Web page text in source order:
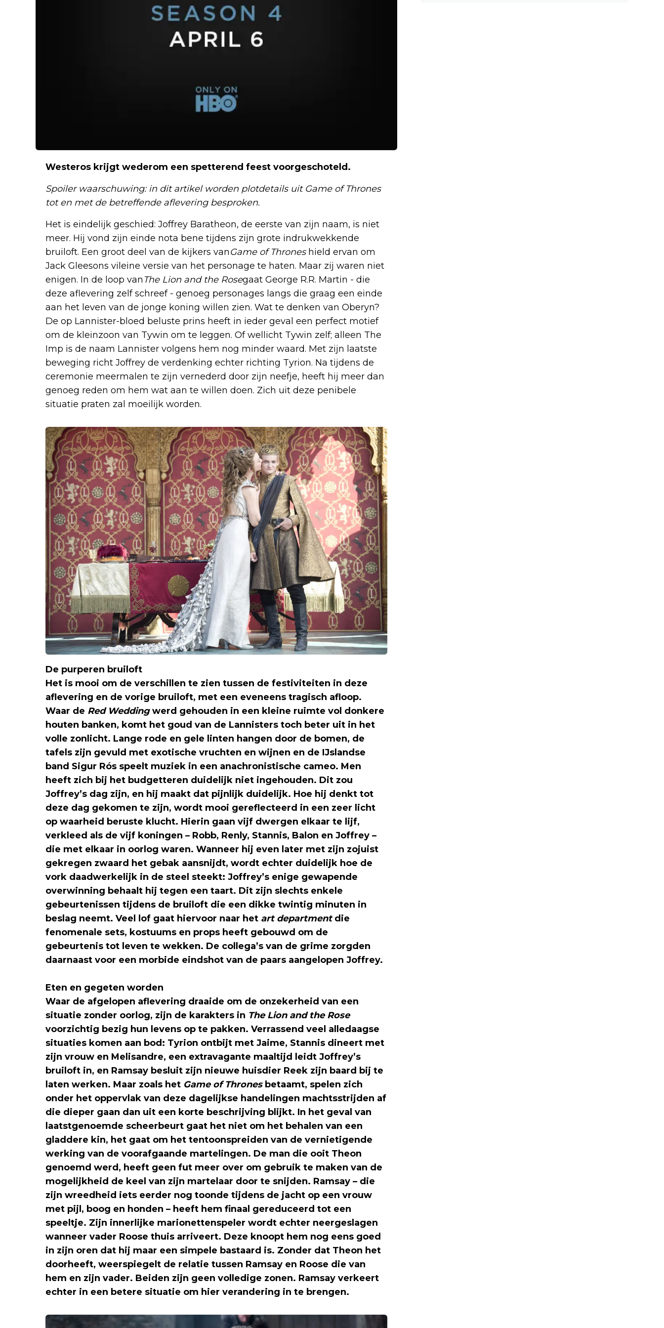
Westeros krijgt wederom een spetterend feest voorgeschoteld.
Spoiler waarschuwing: in dit artikel worden plotdetails uit Game of Thrones
tot en met de betreffende aflevering besproken.
Het is eindelijk geschied: Joffrey Baratheon, de eerste van zijn naam, is niet
meer. Hij vond zijn einde nota bene tijdens zijn grote indrukwekkende
bruiloft. Een groot deel van de kijkers vanGame of Thrones hield ervan om
Jack Gleesons vileine versie van het personage te haten. Maar zij waren niet
enigen. In de loop van The Lion and the Rosegaat George R.R. Martin - die
deze aflevering zelf schreef - genoeg personages langs die graag een einde
aan het leven van de jonge koning willen zien. Wat te denken van Oberyn?
De op Lannister-bloed beluste prins heeft in ieder geval een perfect motief
om de kleinzoon van Tywin om te leggen. Of wellicht Tywin zelf; alleen The
Imp is de naam Lannister volgens hem nog minder waard. Met zijn laatste
beweging richt Joffrey de verdenking echter richting Tyrion. Na tijdens de
ceremonie meermalen te zijn vernederd door zijn neefje, heeft hij meer dan
genoeg reden om hem wat aan te willen doen. Zich uit deze penibele
situatie praten zal moeilijk worden.
De purperen bruiloft
Het is mooi om de verschillen te zien tussen de festiviteiten in deze
aflevering en de vorige bruiloft, met een eveneens tragisch afloop.
Waar de Red Weddingwerd gehouden in een kleine ruimte vol donkere
houten banken, komt het goud van de Lannisters toch beter uit in het
volle zonlicht. Lange rode en gele linten hangen door de bomen, de
tafels zijn gevuld met exotische vruchten en wijnen en de IJslandse
band Sigur Rós speelt muziek in een anachronistische cameo. Men
heeft zich bij het budgetteren duidelijk niet ingehouden. Dit zou
Joffrey’s dag zijn, en hij maakt dat pijnlijk duidelijk. Hoe hij denkt tot
deze dag gekomen te zijn, wordt mooi gereflecteerd in een zeer licht
op waarheid beruste klucht. Hierin gaan vijf dwergen elkaar te lijf,
verkleed als de vijf koningen – Robb, Renly, Stannis, Balon en Joffrey –
die met elkaar in oorlog waren. Wanneer hij even later met zijn zojuist
gekregen zwaard het gebak aansnijdt, wordt echter duidelijk hoe de
vork daadwerkelijk in de steel steekt: Joffrey’s enige gewapende
overwinning behaalt hij tegen een taart. Dit zijn slechts enkele
gebeurtenissen tijdens de bruiloft die een dikke twintig minuten in
beslag neemt. Veel lof gaat hiervoor naar het art departmentdie
fenomenale sets, kostuums en props heeft gebouwd om de
gebeurtenis tot leven te wekken. De collega’s van de grime zorgden
daarnaast voor een morbide eindshot van de paars aangelopen Joffrey.
Eten en gegeten worden
Waar de afgelopen aflevering draaide om de onzekerheid van een
situatie zonder oorlog, zijn de karakters in The Lion and the Rose
voorzichtig bezig hun levens op te pakken. Verrassend veel alledaagse
situaties komen aan bod: Tyrion ontbijt met Jaime, Stannis dineert met
zijn vrouw en Melisandre, een extravagante maaltijd leidt Joffrey’s
bruiloft in, en Ramsay besluit zijn nieuwe huisdier Reek zijn baard bij te
laten werken. Maar zoals het Game of Thrones betaamt, spelen zich
onder het oppervlak van deze dagelijkse handelingen machtsstrijden af
die dieper gaan dan uit een korte beschrijving blijkt. In het geval van
laatstgenoemde scheerbeurt gaat het niet om het behalen van een
gladdere kin, het gaat om het tentoonspreiden van de vernietigende
werking van de voorafgaande martelingen. De man die ooit Theon
genoemd werd, heeft geen fut meer over om gebruik te maken van de
mogelijkheid de keel van zijn martelaar door te snijden. Ramsay – die
zijn wreedheid iets eerder nog toonde tijdens de jacht op een vrouw
met pijl, boog en honden – heeft hem finaal gereduceerd tot een
speeltje. Zijn innerlijke marionettenspeler wordt echter neergeslagen
wanneer vader Roose thuis arriveert. Deze knoopt hem nog eens goed
in zijn oren dat hij maar een simpele bastaard is. Zonder dat Theon het
doorheeft, weerspiegelt de relatie tussen Ramsay en Roose die van
hem en zijn vader. Beiden zijn geen volledige zonen. Ramsay verkeert
echter in een betere situatie om hier verandering in te brengen.